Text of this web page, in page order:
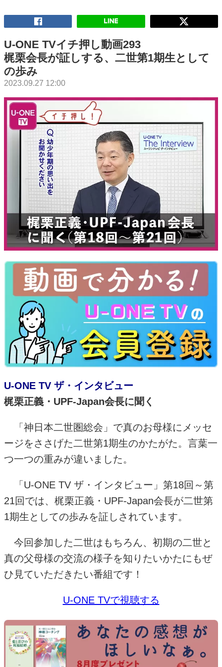
U-ONE TVイチ押し動画293
梶栗会長が証しする、二世第1期生として
の歩み
2023.09.27 12:00
U-ONE TV ザ・インタビュー
梶栗正義・UPF-Japan会長に聞く
「神日本二世圏総会」で真のお母様にメッセ
ージをささげた二世第1期生のかたがた。言葉一
つ一つの重みが違いました。
「 U-ONE TV ザ・インタビュー」第18回～第
21回では、梶栗正義・ UPF-Japan会長が二世第
1期生としての歩みを証しされています。
今回参加した二世はもちろん、初期の二世と
真の父母様の交流の様子を知りたいかたにもぜ
ひ見ていただきたい番組です！
U-ONE TVで視聴する